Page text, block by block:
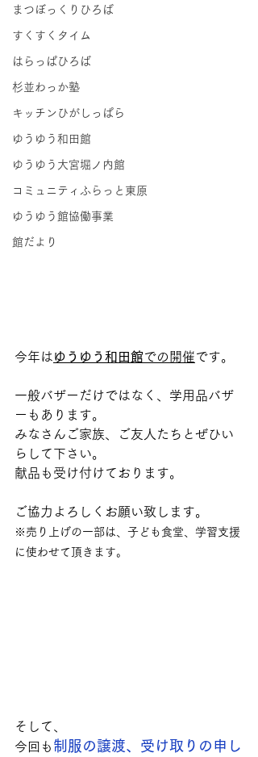
まつぼっくりひろば
すくすくタイム
はらっぱひろば
杉並わっか塾
キッチンひがしっぱら
ゆうゆう和田館
ゆうゆう大宮堀ノ内館
コミュニティふらっと東原
ゆうゆう館協働事業
館だより
今年は ゆうゆう和田館での開催です。
一般バザーだけではなく、学用品バザ
ーもあります。
みなさんご家族、ご友人たちとぜひい
らして下さい。
献品も受け付けております。
ご協力よろしくお願い致します。
※売り上げの一部は、子ども食堂、学習支援
に使わせて頂きます。
そして、
今回も 制服の譲渡、受け取りの申し